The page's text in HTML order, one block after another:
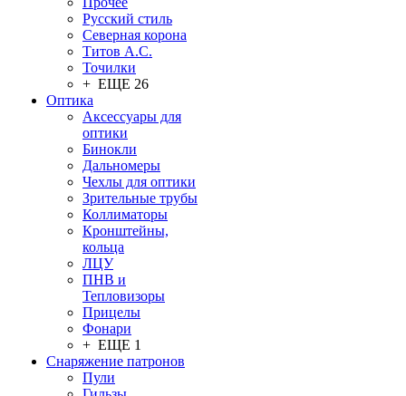
Русский стиль
Северная корона
Титов А.С.
Точилки
+ ЕЩЕ 26
Оптика
Аксессуары для
оптики
Бинокли
Дальномеры
Чехлы для оптики
Зрительные трубы
Коллиматоры
Кронштейны,
кольца
ЛЦУ
ПНВ и
Тепловизоры
Прицелы
Фонари
+ ЕЩЕ 1
Снаряжение патронов
Пули